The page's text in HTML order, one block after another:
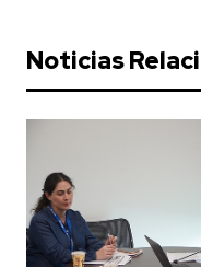
Noticias